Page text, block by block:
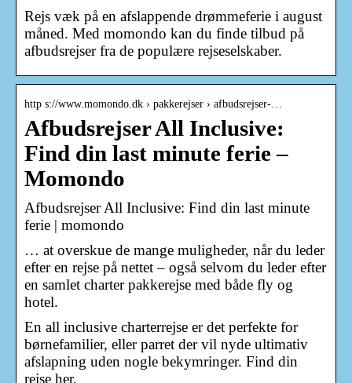
Rejs væk på en afslappende drømmeferie i august
måned. Med momondo kan du finde tilbud på
afbudsrejser fra de populære rejseselskaber.
http s://www.momondo.dk › pakkerejser › afbudsrejser-…
Afbudsrejser All Inclusive:
Find din last minute ferie –
Momondo
Afbudsrejser All Inclusive: Find din last minute
ferie | momondo
… at overskue de mange muligheder, når du leder
efter en rejse på nettet – også selvom du leder efter
en samlet charter pakkerejse med både fly og
hotel.
En all inclusive charterrejse er det perfekte for
børnefamilier, eller parret der vil nyde ultimativ
afslapning uden nogle bekymringer. Find din
rejse her.